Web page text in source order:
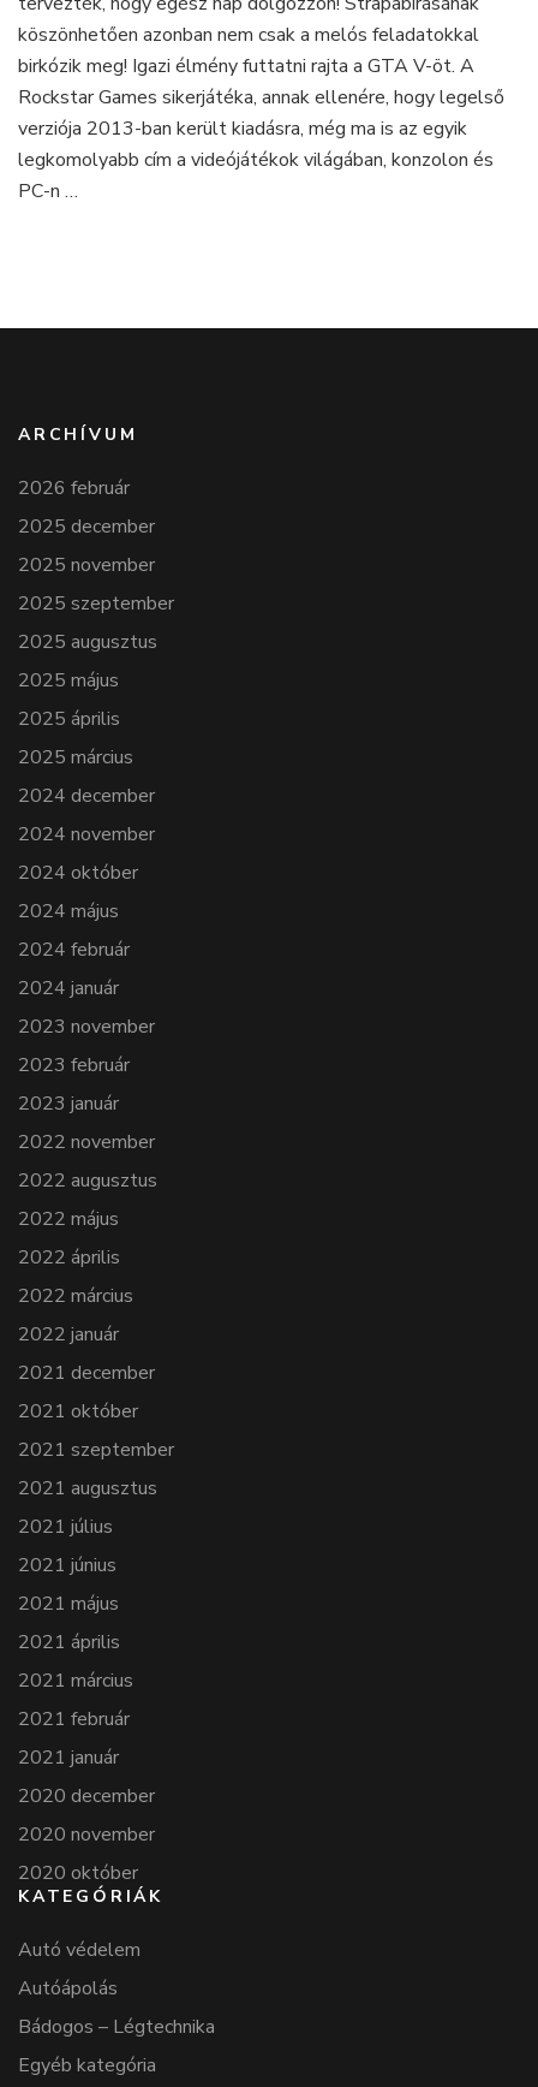
nem
munkaállomás!
köszönhetően azonban nem csak a melós feladatokkal
birkózik meg! Igazi élmény futtatni rajta a GTA V-öt. A
Rockstar Games sikerjátéka, annak ellenére, hogy legelső
verziója 2013-ban került kiadásra, még ma is az egyik
legkomolyabb cím a videójátékok világában, konzolon és
PC-n …
ARCHÍVUM
2026 február
2025 december
2025 november
2025 szeptember
2025 augusztus
2025 május
2025 április
2025 március
2024 december
2024 november
2024 október
2024 május
2024 február
2024 január
2023 november
2023 február
2023 január
2022 november
2022 augusztus
2022 május
2022 április
2022 március
2022 január
2021 december
2021 október
2021 szeptember
2021 augusztus
2021 július
2021 június
2021 május
2021 április
2021 március
2021 február
2021 január
2020 december
2020 november
2020 október
KATEGÓRIÁK
Autó védelem
Autóápolás
Bádogos – Légtechnika
Egyéb kategória